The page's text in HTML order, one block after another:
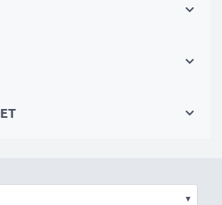
& perfekt passform
– Fungerar
helt innan första användning
genomgår noggranna
▾